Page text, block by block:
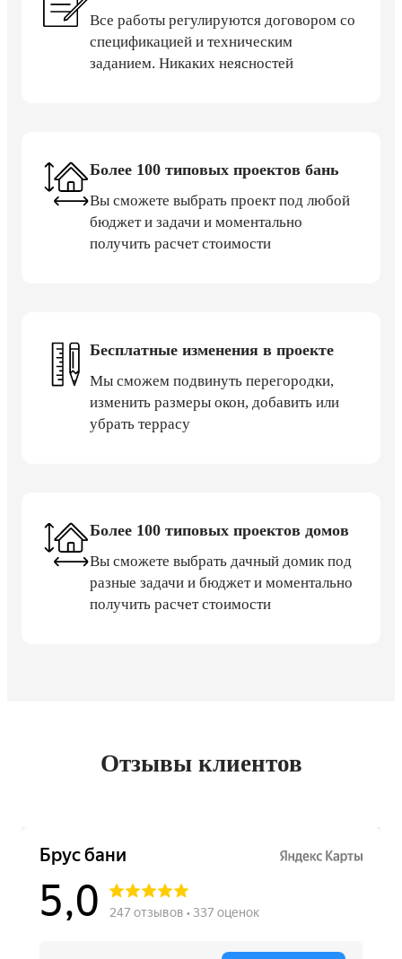
Все работы регулируются договором со
спецификацией и техническим
заданием. Никаких неясностей
Более 100 типовых проектов бань
Вы сможете выбрать проект под любой
бюджет и задачи и моментально
получить расчет стоимости
Бесплатные изменения в проекте
Мы сможем подвинуть перегородки,
изменить размеры окон, добавить или
убрать террасу
Более 100 типовых проектов домов
Вы сможете выбрать дачный домик под
разные задачи и бюджет и моментально
получить расчет стоимости
Отзывы клиентов